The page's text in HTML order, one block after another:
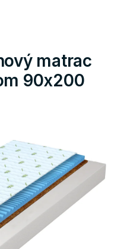
matrac
90x200